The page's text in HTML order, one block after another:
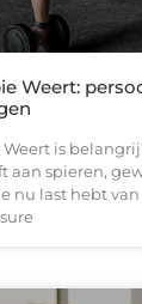
Weert:
Weert is
aan spieren,
nu last hebt